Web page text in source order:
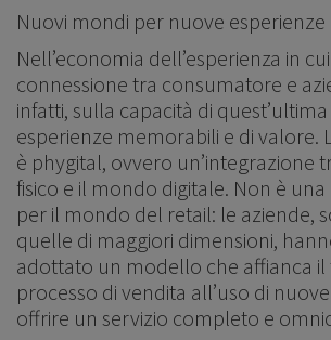
Nuovi mondi per nuove esperienze
Nell’economia dell’esperienza in
connessione tra consumatore e
infatti, sulla capacità di
esperienze memorabili e di valore.
è phygital, ovvero un’integrazione
fisico e il mondo digitale. Non è
per il mondo del retail: le aziende,
quelle di maggiori dimensioni,
adottato un modello che affianca
processo di vendita all’uso di
offrire un servizio completo e